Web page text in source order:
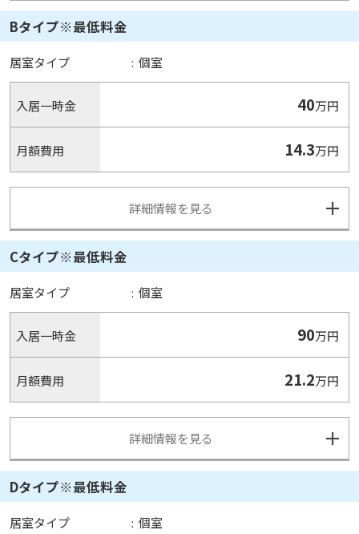
Bタイプ※最低料金
居室タイプ : 個室
入居一時金 40万円
月額費用 14.3万円
詳細情報を見る
Cタイプ※最低料金
居室タイプ : 個室
入居一時金 90万円
月額費用 21.2万円
詳細情報を見る
Dタイプ※最低料金
居室タイプ : 個室